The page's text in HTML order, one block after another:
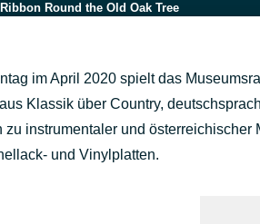
Round the Old Oak Tree
Orchestra
im April 2020 spielt das
Klassik über Country,
zu instrumentaler und
und Vinylplatten.